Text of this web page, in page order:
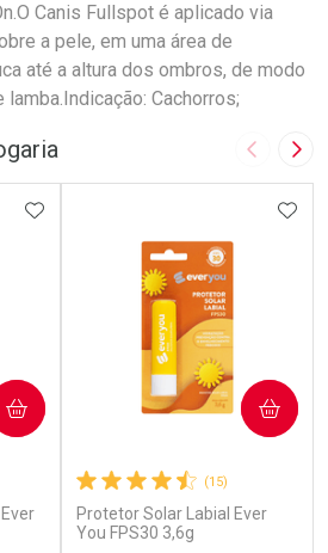
Canis Fullspot é aplicado via
a pele, em uma área de
até a altura dos ombros, de modo
Cachorros;
Imagem
ADICIONAR AOS FAVORITOS
(15)
Protetor Solar Labial Ever
You FPS30 3,6g
COMPRAR